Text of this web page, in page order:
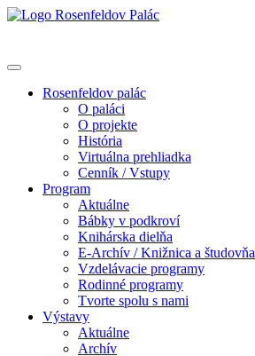
Rosenfeldov palác
O paláci
O projekte
História
Virtuálna prehliadka
Cenník / Vstupy
Program
Aktuálne
Bábky v podkroví
Knihárska dielňa
E-Archív / Knižnica a študovňa
Vzdelávacie programy
Rodinné programy
Tvorte spolu s nami
Výstavy
Aktuálne
Archív